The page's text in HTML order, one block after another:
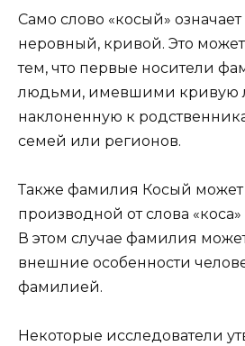
Само слово «косый»
неровный, кривой. Это может
тем, что первые носители
людьми, имевшими кривую
наклоненную к
семей или регионов.
Также фамилия Косый может
производной от слова
В этом случае фамилия
внешние особенности
фамилией.
Некоторые исследователи